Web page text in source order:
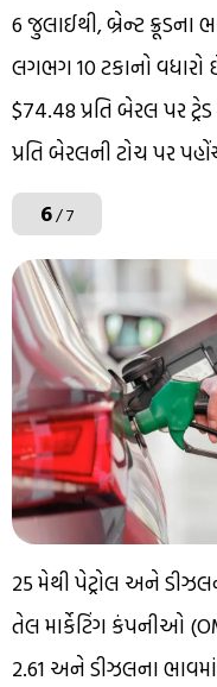
6 જુલાઈથી, બ્રેન્ટ ક્રૂડના
લગભગ 10 ટકાનો વધારો
$74.48 પ્રતિ બેરલ પર
પ્રતિ બેરલની ટોચ પર
6/ 7
25 મેથી પેટ્રોલ અને
તેલ માર્કેટિંગ કંપનીઓ
₹2.61 અને ડીઝલના ભાવમાં